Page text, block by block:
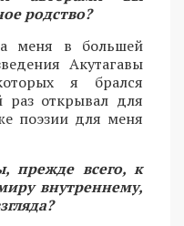
родство?
меня в большей
Акутагавы
я брался
раз открывал для
поэзии для меня
прежде всего, к
внутреннему,